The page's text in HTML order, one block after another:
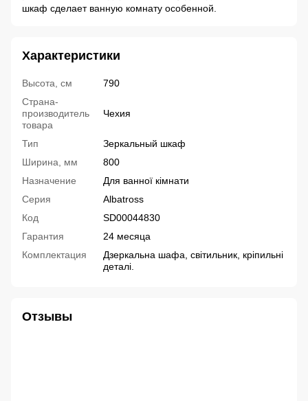
шкаф сделает ванную комнату особенной.
Характеристики
Высота, см
790
Страна-
производитель
товара
Чехия
Тип
Зеркальный шкаф
Ширина, мм
800
Назначение
Для ванної кімнати
Серия
Albatross
Код
SD00044830
Гарантия
24 месяца
Комплектация
Дзеркальна шафа, світильник, кріпильні
деталі.
Отзывы